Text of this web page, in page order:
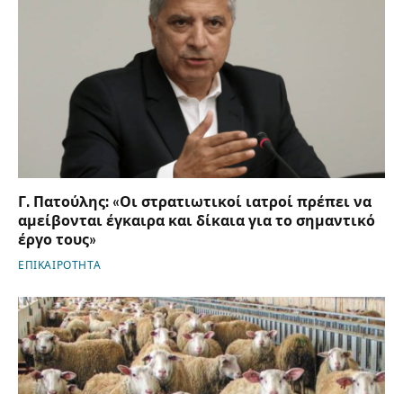
Γ. Πατούλης: «Οι στρατιωτικοί ιατροί πρέπει να
αμείβονται έγκαιρα και δίκαια για το σημαντικό
έργο τους»
ΕΠΙΚΑΙΡΟΤΗΤΑ